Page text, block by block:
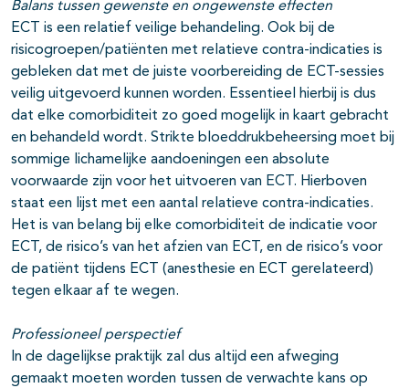
Balans tussen gewenste en ongewenste effecten
ECT is een relatief veilige behandeling. Ook bij de
risicogroepen/patiënten met relatieve contra-indicaties is
gebleken dat met de juiste voorbereiding de ECT-sessies
veilig uitgevoerd kunnen worden. Essentieel hierbij is dus
dat elke comorbiditeit zo goed mogelijk in kaart gebracht
en behandeld wordt. Strikte bloeddrukbeheersing moet bij
sommige lichamelijke aandoeningen een absolute
voorwaarde zijn voor het uitvoeren van ECT. Hierboven
staat een lijst met een aantal relatieve contra-indicaties.
Het is van belang bij elke comorbiditeit de indicatie voor
ECT, de risico’s van het afzien van ECT, en de risico’s voor
de patiënt tijdens ECT (anesthesie en ECT gerelateerd)
tegen elkaar af te wegen.
Professioneel perspectief
In de dagelijkse praktijk zal dus altijd een afweging
gemaakt moeten worden tussen de verwachte kans op